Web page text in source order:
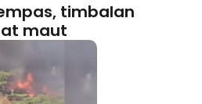
timbalan
maut